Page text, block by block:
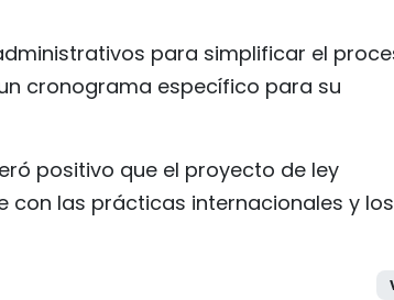
para simplificar el
cronograma específico para su
positivo que el proyecto de ley
con las prácticas internacionales y los